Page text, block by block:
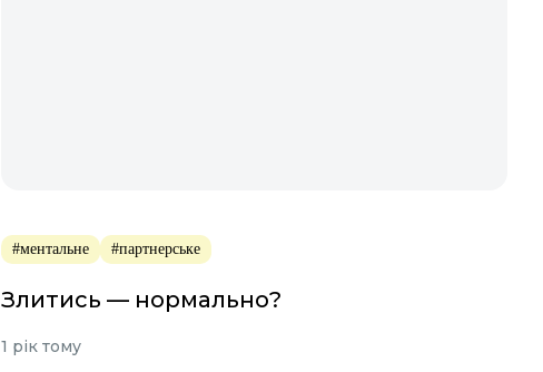
#ментальне #партнерське
Злитись — нормально?
1 рік тому